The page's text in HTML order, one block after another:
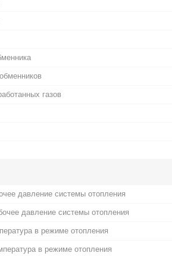
газов
давление системы отопления
давление системы отопления
в режиме отопления
в режиме отопления